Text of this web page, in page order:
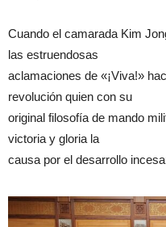
Cuando el camarada Kim
las estruendosas
aclamaciones de «¡Viva!»
revolución quien con su
original filosofía de mando
victoria y gloria la
causa por el desarrollo